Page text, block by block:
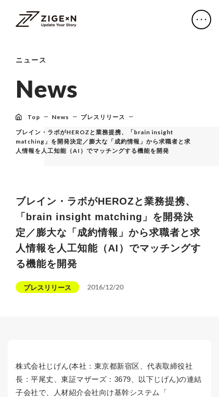
ニュース
News
Top News プレスリリース
ブレイン・ラボがHEROZと業務提携、「brain insight
matching」を開発決定／膨大な「成約情報」から求職者と求
人情報を人工知能（AI）でマッチングする機能を開発
ブレイン・ラボがHEROZと業務提携、
「brain insight matching」を開発決
定／膨大な「成約情報」から求職者と求
人情報を人工知能（AI）でマッチングす
る機能を開発
プレスリリース 2016/12/20
株式会社じげん(本社：東京都新宿区、代表取締役社
長：平尾丈、東証マザーズ：3679、以下じげん)の連結
子会社で、人材紹介会社向け基幹システム「